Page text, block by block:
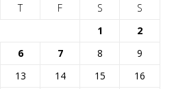
T F S
S
1
2
6 7 8
9
13 14 15
16